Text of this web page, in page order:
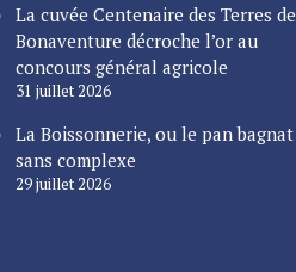
La cuvée Centenaire des Terres de
Bonaventure décroche l’or au
concours général agricole
31 juillet 2026
La Boissonnerie, ou le pan bagnat
sans complexe
29 juillet 2026